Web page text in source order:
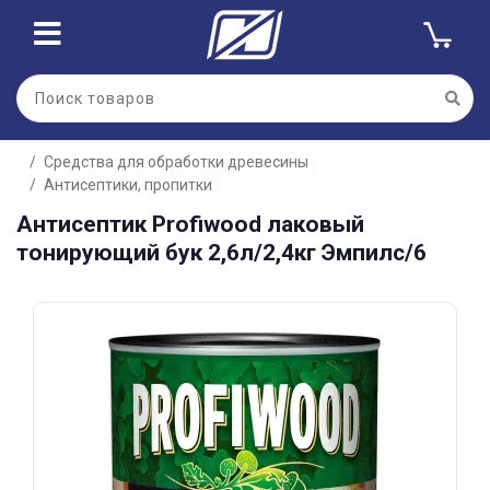
Средства для обработки древесины
Антисептики, пропитки
Антисептик Profiwood лаковый
тонирующий бук 2,6л/2,4кг Эмпилс/6
Для клиентов всех банков
Разбейте
оплатуна части
без переплат
График платежей